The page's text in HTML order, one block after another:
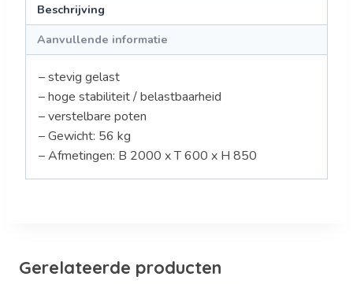
Beschrijving
Aanvullende informatie
– stevig gelast
– hoge stabiliteit / belastbaarheid
– verstelbare poten
– Gewicht: 56 kg
– Afmetingen: B 2000 x T 600 x H 850
Gerelateerde producten